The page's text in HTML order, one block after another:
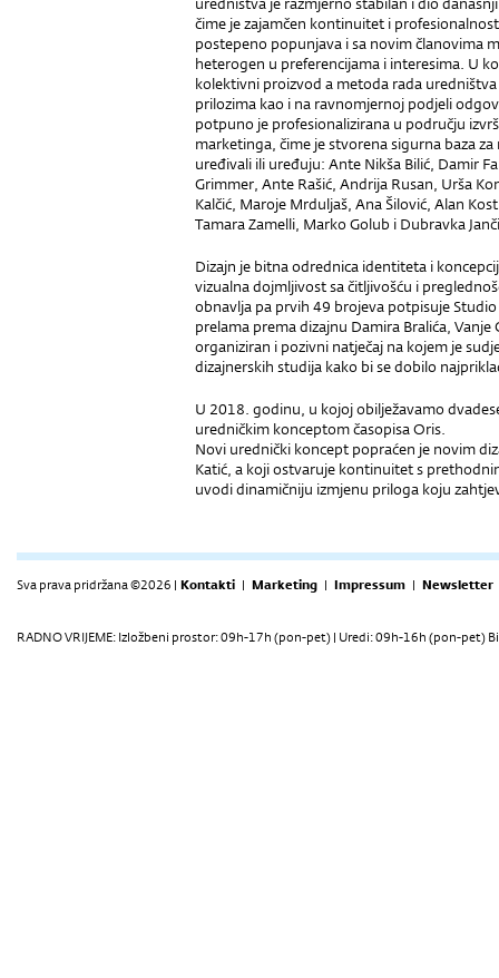
čime je zajamčen kontinuitet i
postepeno popunjava i sa novim članovima
heterogen u preferencijama i interesima. U
kolektivni proizvod a metoda rada
prilozima kao i na ravnomjernoj podjeli
potpuno je profesionalizirana u području
marketinga, čime je stvorena sigurna baza
uređivali ili uređuju: Ante Nikša Bilić, Damir
Grimmer, Ante Rašić, Andrija Rusan, Urša
Kalčić, Maroje Mrduljaš, Ana Šilović, Alan
Tamara Zamelli, Marko Golub i Dubravka
Dizajn je bitna odrednica identiteta i
vizualna dojmljivost sa čitljivošću i
obnavlja pa prvih 49 brojeva potpisuje
prelama prema dizajnu Damira Bralića,
organiziran i pozivni natječaj na kojem je
dizajnerskih studija kako bi se dobilo
U 2018. godinu, u kojoj obilježavamo
uredničkim konceptom časopisa Oris.
Novi urednički koncept popraćen je novim
Katić, a koji ostvaruje kontinuitet s
uvodi dinamičniju izmjenu priloga koju
Sva prava pridržana ©2026 | Kontakti | Marketing | Impressum | Newsletter
RADNO VRIJEME: Izložbeni prostor: 09h-17h (pon-pet) | Uredi: 09h-16h (pon-pet)